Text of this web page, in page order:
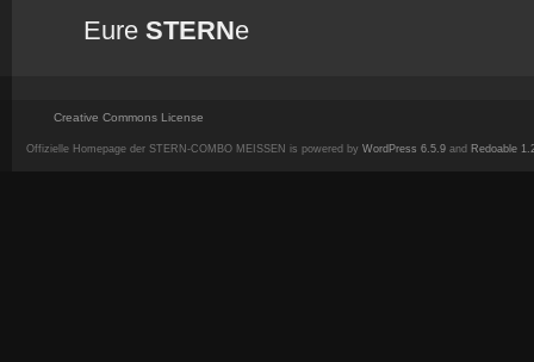
Eure STERNe
Creative Commons License
Offizielle Homepage der STERN-COMBO MEISSEN is powered by WordPress 6.5.9 and Redoable